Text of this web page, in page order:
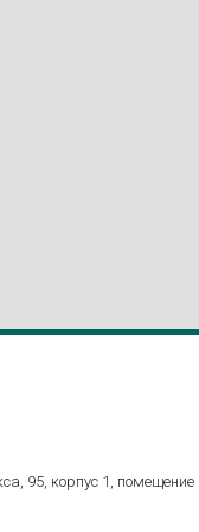
95, корпус 1, помещение